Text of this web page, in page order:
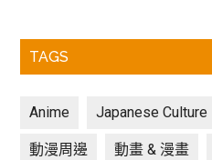
TAGS
Anime Japanese Culture
動漫周邊 動畫 & 漫畫